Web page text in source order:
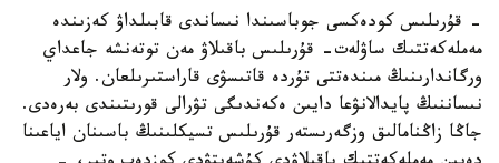
- قۇرىلىس كودەكسى جوباسىندا نىساندى قابىلداۋ كەزىندە
مەملەكەتتىك ساۋلەت- قۇرىلىس باقىلاۋ مەن توتەنشە جاعداي
ورگاندارىنىڭ مىندەتتى تۇردە قاتىسۋى قاراستىرىلعان. ولار
نىساننىڭ پايدالانۋعا دايىن ەكەندىگى تۋرالى قورىتىندى بەرەدى.
جاڭا زاڭنامالىق وزگەرىستەر قۇرىلىس تسيكلىنىڭ باسىنان اياعىنا